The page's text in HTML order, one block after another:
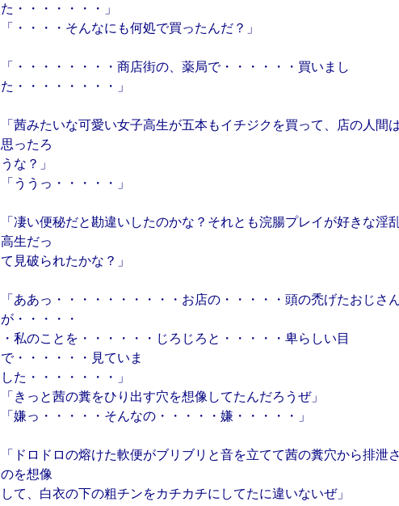
た・・・・・・・」
「・・・・そんなにも何処で買ったんだ？」
「・・・・・・・・商店街の、薬局で・・・・・・買いまし
た・・・・・・・・」
「茜みたいな可愛い女子高生が五本もイチジクを買って、店の人間
思ったろ
うな？」
「ううっ・・・・・」
「凄い便秘だと勘違いしたのかな？それとも浣腸プレイが好きな淫
高生だっ
て見破られたかな？」
「ああっ・・・・・・・・・・お店の・・・・・頭の禿げたおじさ
が・・・・・
・私のことを・・・・・・じろじろと・・・・・卑らしい目
で・・・・・・見ていま
した・・・・・・・」
「きっと茜の糞をひり出す穴を想像してたんだろうぜ」
「嫌っ・・・・・そんなの・・・・・嫌・・・・・」
「ドロドロの熔けた軟便がブリブリと音を立てて茜の糞穴から排泄
のを想像
して、白衣の下の粗チンをカチカチにしてたに違いないぜ」